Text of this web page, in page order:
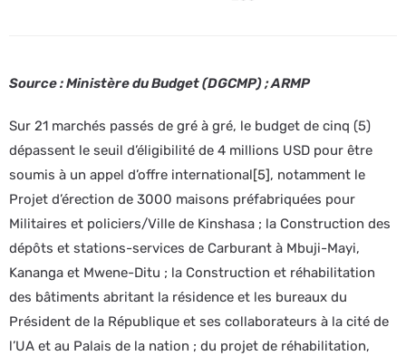
Source : Ministère du Budget (DGCMP) ; ARMP
Sur 21 marchés passés de gré à gré, le budget de cinq (5)
dépassent le seuil d’éligibilité de 4 millions USD pour être
soumis à un appel d’offre international[5], notamment le
Projet d’érection de 3000 maisons préfabriquées pour
Militaires et policiers/Ville de Kinshasa ; la Construction des
dépôts et stations-services de Carburant à Mbuji-Mayi,
Kananga et Mwene-Ditu ; la Construction et réhabilitation
des bâtiments abritant la résidence et les bureaux du
Président de la République et ses collaborateurs à la cité de
l’UA et au Palais de la nation ; du projet de réhabilitation,